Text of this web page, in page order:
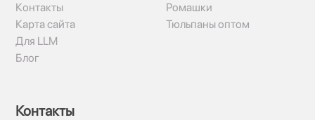
Контакты
Карта сайта
Для LLM
Блог
Ромашки
Тюльпаны оптом
Контакты